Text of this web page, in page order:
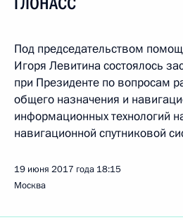
Под председательством
Игоря Левитина состоялось
при Президенте по вопросам
общего назначения и
информационных технологий
навигационной спутниковой
19 июня 2017 года 18:15
Москва